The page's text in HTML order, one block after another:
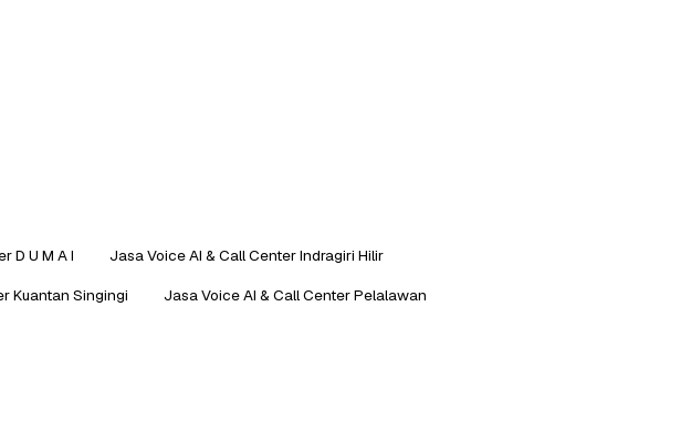
D U M A I
Jasa Voice AI & Call Center Indragiri Hilir
Kuantan Singingi Jasa Voice AI & Call Center Pelalawan